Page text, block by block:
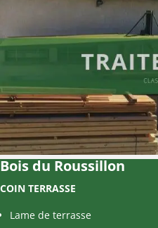
Bois du Roussillon
COIN TERRASSE
Lame de terrasse